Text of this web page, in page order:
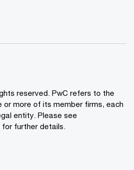
reserved. PwC refers to the
or more of its member firms, each
entity. Please see
for further details.